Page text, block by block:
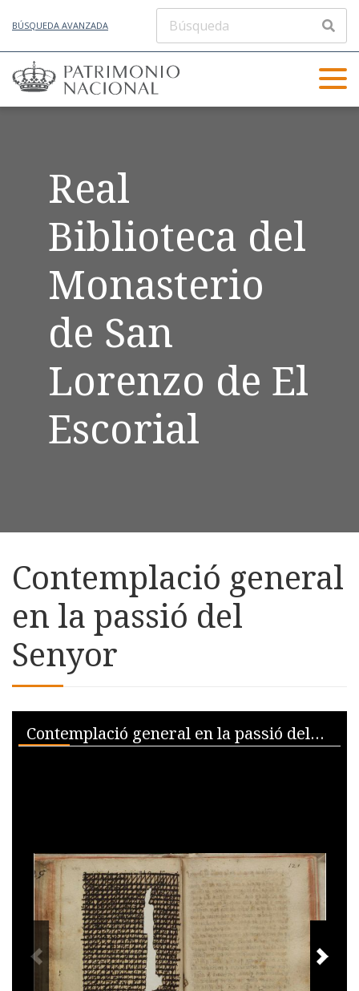
BÚSQUEDA AVANZADA
Real
Biblioteca del
Monasterio
de San
Lorenzo de El
Escorial
Contemplació general
en la passió del
Senyor
Media Viewer Contemplació general en la passió del Senyor